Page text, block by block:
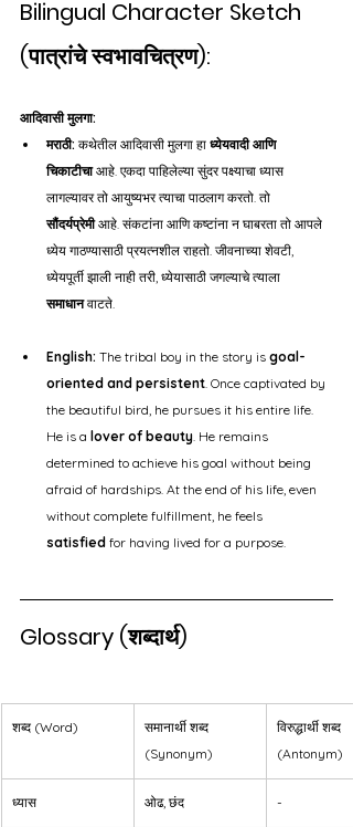
Bilingual Character Sketch
(पात्रांचे स्वभावचित्रण):
आदिवासी मुलगा:
मराठी: कथेतील आदिवासी मुलगा हा ध्येयवादी आणि
चिकाटीचा आहे. एकदा पाहिलेल्या सुंदर पक्ष्याचा ध्यास
लागल्यावर तो आयुष्यभर त्याचा पाठलाग करतो. तो
सौंदर्यप्रेमी आहे. संकटांना आणि कष्टांना न घाबरता तो आपले
ध्येय गाठण्यासाठी प्रयत्नशील राहतो. जीवनाच्या शेवटी,
ध्येयपूर्ती झाली नाही तरी, ध्येयासाठी जगल्याचे त्याला
समाधान वाटते.
English: The tribal boy in the story is goal-
oriented and persistent. Once captivated by
the beautiful bird, he pursues it his entire life.
He is a lover of beauty. He remains
determined to achieve his goal without being
afraid of hardships. At the end of his life, even
without complete fulfillment, he feels
satisfied for having lived for a purpose.
Glossary (शब्दार्थ)
शब्द (Word)
समानार्थी शब्द
(Synonym)
विरुद्धार्थी शब्द
(Antonym)
ध्यास ओढ, छंद -